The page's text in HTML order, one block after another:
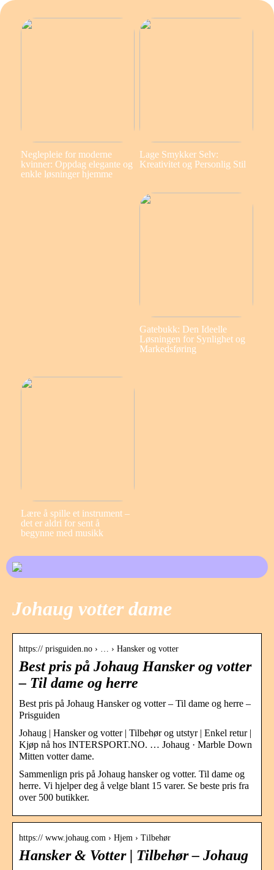
Neglepleie for moderne
kvinner: Oppdag elegante og
enkle løsninger hjemme
Lage Smykker Selv:
Kreativitet og Personlig Stil
Gatebukk: Den Ideelle
Løsningen for Synlighet og
Markedsføring
Lære å spille et instrument –
det er aldri for sent å
begynne med musikk
Johaug votter dame
https:// prisguiden.no › … › Hansker og votter
Best pris på Johaug Hansker og votter
– Til dame og herre
Best pris på Johaug Hansker og votter – Til dame og herre –
Prisguiden
Johaug | Hansker og votter | Tilbehør og utstyr | Enkel retur |
Kjøp nå hos INTERSPORT.NO. … Johaug · Marble Down
Mitten votter dame.
Sammenlign pris på Johaug hansker og votter. Til dame og
herre. Vi hjelper deg å velge blant 15 varer. Se beste pris fra
over 500 butikker.
https:// www.johaug.com › Hjem › Tilbehør
Hansker & Votter | Tilbehør – Johaug